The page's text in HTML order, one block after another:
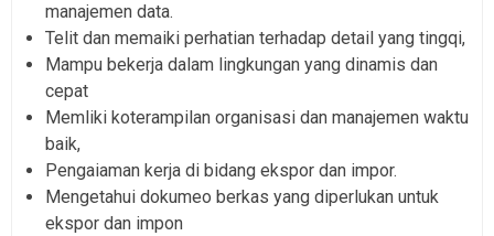
manajemen data.
Telit dan memaiki perhatian terhadap detail yang tingqi,
Mampu bekerja dalam lingkungan yang dinamis dan
cepat
Memliki koterampilan organisasi dan manajemen waktu
baik,
Pengaiaman kerja di bidang ekspor dan impor.
Mengetahui dokumeo berkas yang diperlukan untuk
ekspor dan impon